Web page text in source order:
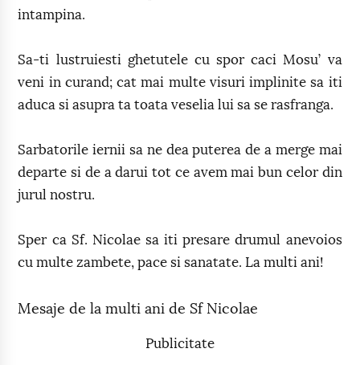
intampina.
Sa-ti lustruiesti ghetutele cu spor caci Mosu’ va
veni in curand; cat mai multe visuri implinite sa iti
aduca si asupra ta toata veselia lui sa se rasfranga.
Sarbatorile iernii sa ne dea puterea de a merge mai
departe si de a darui tot ce avem mai bun celor din
jurul nostru.
Sper ca Sf. Nicolae sa iti presare drumul anevoios
cu multe zambete, pace si sanatate. La multi ani!
Mesaje de la multi ani de Sf Nicolae
Publicitate